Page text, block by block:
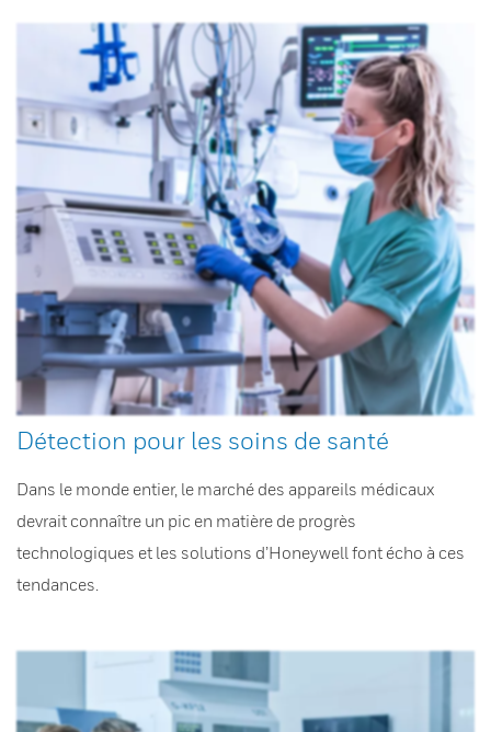
Détection pour les soins de santé
Dans le monde entier, le marché des appareils médicaux
devrait connaître un pic en matière de progrès
technologiques et les solutions d’Honeywell font écho à ces
tendances.